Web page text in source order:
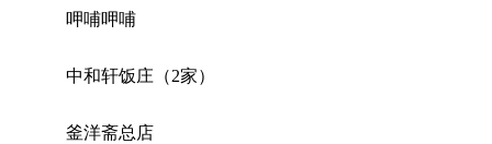
呷哺呷哺
中和轩饭庄（2家）
釜洋斋总店